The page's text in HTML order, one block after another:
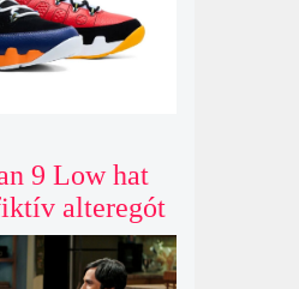
9 Low hat
alteregót
őrült